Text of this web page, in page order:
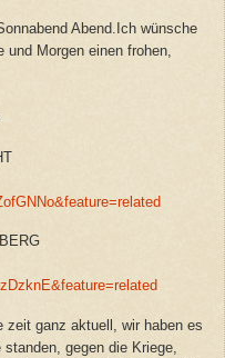
Abend.Ich wünsche
Morgen einen frohen,
ganz aktuell, wir haben es
gegen die Kriege,